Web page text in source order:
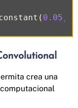
( 0.05
crea una